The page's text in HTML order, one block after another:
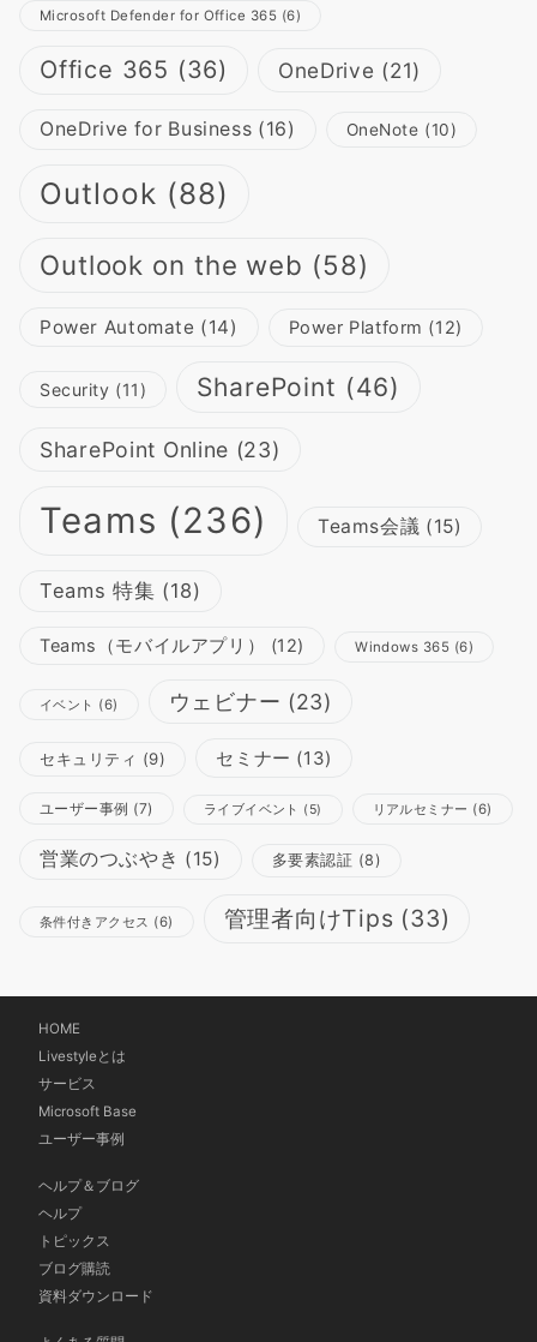
Microsoft Defender for Office 365 (6)
Office 365 (36) OneDrive (21)
OneDrive for Business (16) OneNote (10)
Outlook (88)
Outlook on the web (58)
Power Automate (14) Power Platform (12)
Security (11) SharePoint (46)
SharePoint Online (23)
Teams (236) Teams会議 (15)
Teams 特集 (18)
Teams（モバイルアプリ） (12) Windows 365 (6)
イベント (6) ウェビナー (23)
セキュリティ (9) セミナー (13)
ユーザー事例 (7) ライブイベント (5) リアルセミナー (6)
営業のつぶやき (15) 多要素認証 (8)
条件付きアクセス (6) 管理者向けTips (33)
HOME
Livestyleとは
サービス
Microsoft Base
ユーザー事例
ヘルプ＆ブログ
ヘルプ
トピックス
ブログ購読
資料ダウンロード